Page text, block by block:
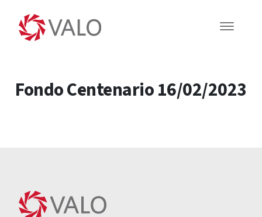
Fondo Centenario 16/02/2023